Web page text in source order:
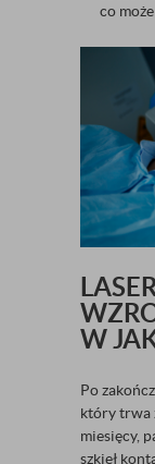
co
W
Po
który trwa
miesięcy,
szkieł